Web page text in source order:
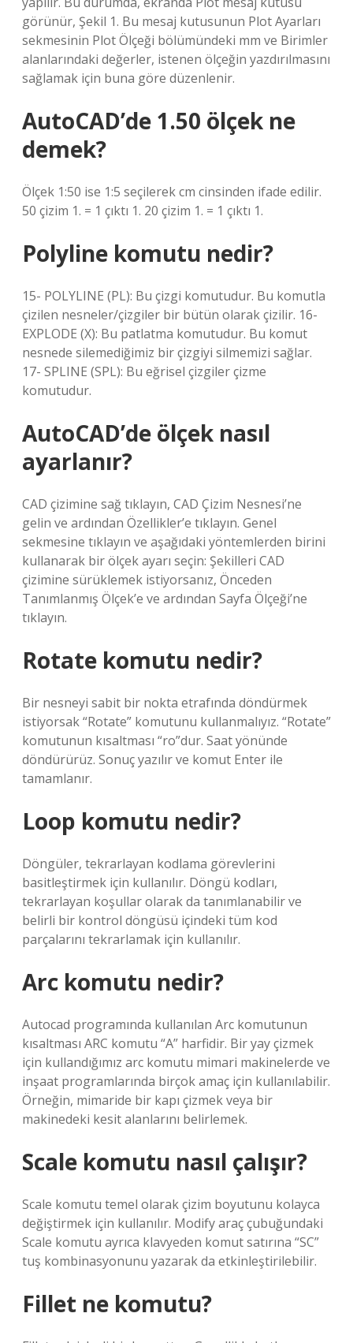
görünür, Şekil 1. Bu mesaj kutusunun Plot Ayarları
sekmesinin Plot Ölçeği bölümündeki mm ve Birimler
alanlarındaki değerler, istenen ölçeğin yazdırılmasını
sağlamak için buna göre düzenlenir.
AutoCAD’de 1.50 ölçek ne
demek?
Ölçek 1:50 ise 1:5 seçilerek cm cinsinden ifade edilir.
50 çizim 1. = 1 çıktı 1. 20 çizim 1. = 1 çıktı 1.
Polyline komutu nedir?
15- POLYLINE (PL): Bu çizgi komutudur. Bu komutla
çizilen nesneler/çizgiler bir bütün olarak çizilir. 16-
EXPLODE (X): Bu patlatma komutudur. Bu komut
nesnede silemediğimiz bir çizgiyi silmemizi sağlar.
17- SPLINE (SPL): Bu eğrisel çizgiler çizme
komutudur.
AutoCAD’de ölçek nasıl
ayarlanır?
CAD çizimine sağ tıklayın, CAD Çizim Nesnesi’ne
gelin ve ardından Özellikler’e tıklayın. Genel
sekmesine tıklayın ve aşağıdaki yöntemlerden birini
kullanarak bir ölçek ayarı seçin: Şekilleri CAD
çizimine sürüklemek istiyorsanız, Önceden
Tanımlanmış Ölçek’e ve ardından Sayfa Ölçeği’ne
tıklayın.
Rotate komutu nedir?
Bir nesneyi sabit bir nokta etrafında döndürmek
istiyorsak “Rotate” komutunu kullanmalıyız. “Rotate”
komutunun kısaltması “ro”dur. Saat yönünde
döndürürüz. Sonuç yazılır ve komut Enter ile
tamamlanır.
Loop komutu nedir?
Döngüler, tekrarlayan kodlama görevlerini
basitleştirmek için kullanılır. Döngü kodları,
tekrarlayan koşullar olarak da tanımlanabilir ve
belirli bir kontrol döngüsü içindeki tüm kod
parçalarını tekrarlamak için kullanılır.
Arc komutu nedir?
Autocad programında kullanılan Arc komutunun
kısaltması ARC komutu “A” harfidir. Bir yay çizmek
için kullandığımız arc komutu mimari makinelerde ve
inşaat programlarında birçok amaç için kullanılabilir.
Örneğin, mimaride bir kapı çizmek veya bir
makinedeki kesit alanlarını belirlemek.
Scale komutu nasıl çalışır?
Scale komutu temel olarak çizim boyutunu kolayca
değiştirmek için kullanılır. Modify araç çubuğundaki
Scale komutu ayrıca klavyeden komut satırına “SC”
tuş kombinasyonunu yazarak da etkinleştirilebilir.
Fillet ne komutu?